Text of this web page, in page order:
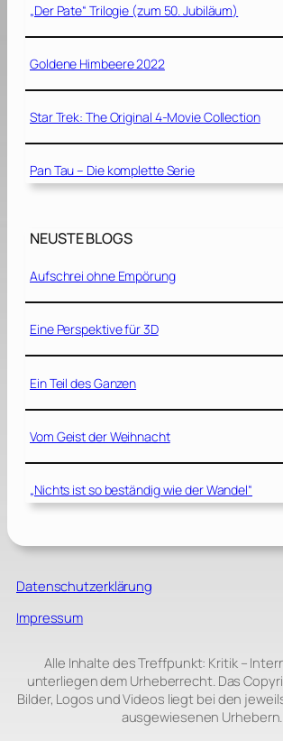
„Der Pate“ Trilogie (zum 50. Jubiläum)
Goldene Himbeere 2022
Star Trek: The Original 4-Movie Collection
Pan Tau – Die komplette Serie
NEUSTE BLOGS
Aufschrei ohne Empörung
Eine Perspektive für 3D
Ein Teil des Ganzen
Vom Geist der Weihnacht
„Nichts ist so beständig wie der Wandel“
Datenschutzerklärung
Impressum
Alle Inhalte des Treffpunkt: Kritik –
unterliegen dem Urheberrecht. Das
Bilder, Logos und Videos liegt bei den
ausgewiesenen Urhebern.